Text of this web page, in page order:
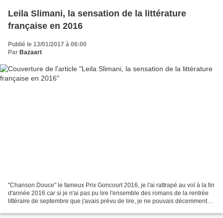
Leila Slimani, la sensation de la littérature
française en 2016
Publié le 13/01/2017 à 06:00
Par Bazaart
"Chanson Douce" le fameux Prix Goncourt 2016, je l'ai rattrapé au vol à la fin
d'année 2016 car si je n'ai pas pu lire l'ensemble des romans de la rentrée
littéraire de septembre que j'avais prévu de lire, je ne pouvais décemment